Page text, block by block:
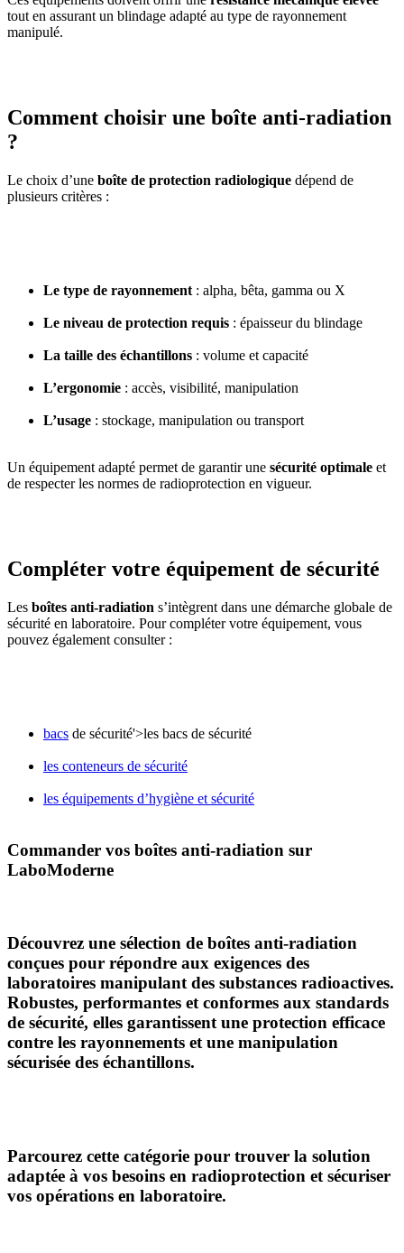
tout en assurant un blindage adapté au type de rayonnement
manipulé.
Comment choisir une boîte anti-radiation
?
Le choix d’une boîte de protection radiologique dépend de
plusieurs critères :
Le type de rayonnement : alpha, bêta, gamma ou X
Le niveau de protection requis : épaisseur du blindage
La taille des échantillons : volume et capacité
L’ergonomie : accès, visibilité, manipulation
L’usage : stockage, manipulation ou transport
Un équipement adapté permet de garantir une sécurité optimale et
de respecter les normes de radioprotection en vigueur.
Compléter votre équipement de sécurité
Les boîtes anti-radiation s’intègrent dans une démarche globale de
sécurité en laboratoire. Pour compléter votre équipement, vous
pouvez également consulter :
bacs de sécurité'>les bacs de sécurité
les conteneurs de sécurité
les équipements d’hygiène et sécurité
Commander vos boîtes anti-radiation sur
LaboModerne
Découvrez une sélection de boîtes anti-radiation
conçues pour répondre aux exigences des
laboratoires manipulant des substances radioactives.
Robustes, performantes et conformes aux standards
de sécurité, elles garantissent une protection efficace
contre les rayonnements et une manipulation
sécurisée des échantillons.
Parcourez cette catégorie pour trouver la solution
adaptée à vos besoins en radioprotection et sécuriser
vos opérations en laboratoire.